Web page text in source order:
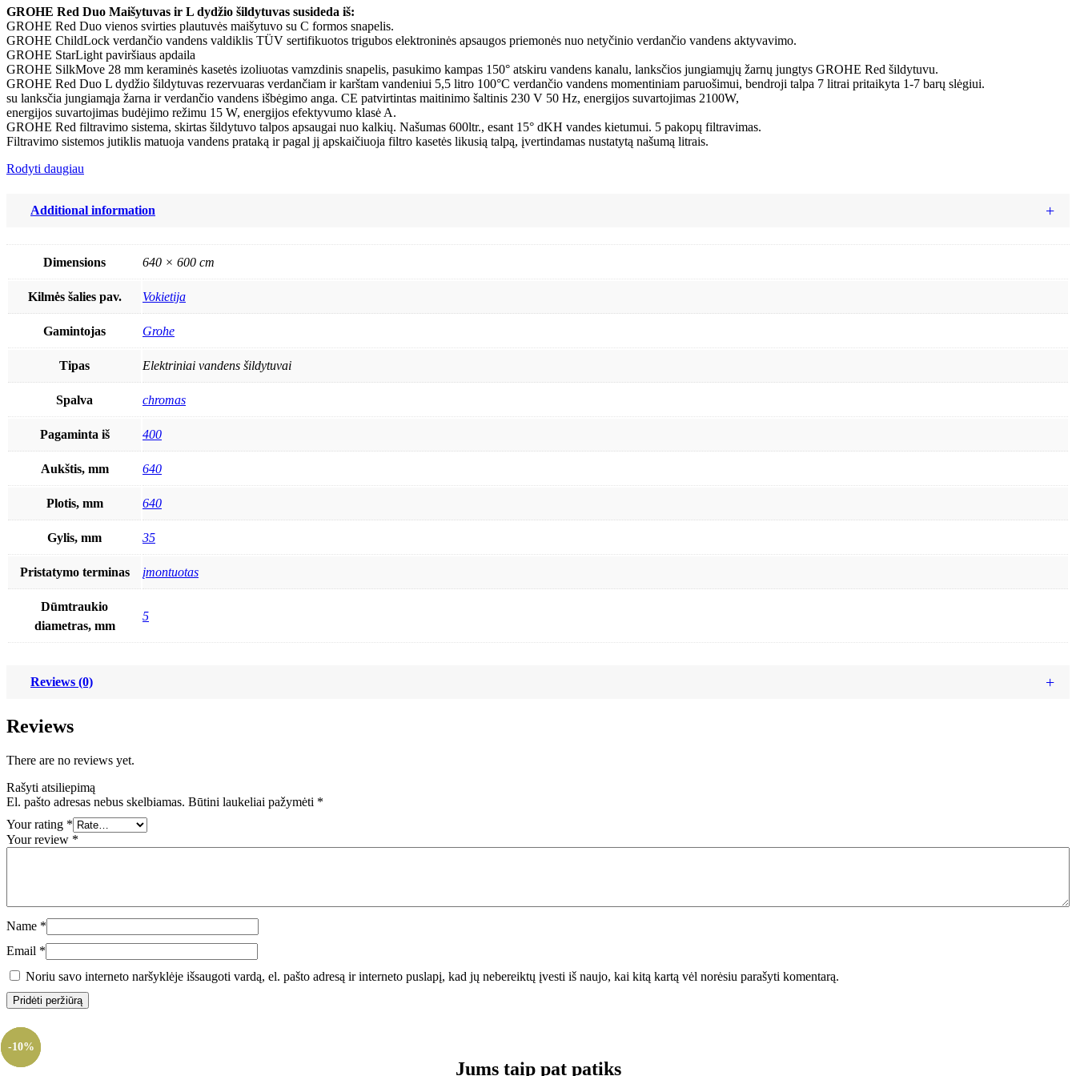
GROHE Red Duo Maišytuvas ir L dydžio šildytuvas susideda iš:
GROHE Red Duo vienos svirties plautuvės maišytuvo su C formos snapelis.
GROHE ChildLock verdančio vandens valdiklis TÜV sertifikuotos trigubos elektroninės apsaugos priemonės nuo netyčinio verdančio vandens aktyvavimo.
GROHE StarLight paviršiaus apdaila
GROHE SilkMove 28 mm keraminės kasetės izoliuotas vamzdinis snapelis, pasukimo kampas 150° atskiru vandens kanalu, lanksčios jungiamųjų žarnų jungtys GROHE Red šildytuvu.
GROHE Red Duo L dydžio šildytuvas rezervuaras verdančiam ir karštam vandeniui 5,5 litro 100°C verdančio vandens momentiniam paruošimui, bendroji talpa 7 litrai pritaikyta 1-7 barų slėgiui.
su lanksčia jungiamąja žarna ir verdančio vandens išbėgimo anga. CE patvirtintas maitinimo šaltinis 230 V 50 Hz, energijos suvartojimas 2100W,
energijos suvartojimas budėjimo režimu 15 W, energijos efektyvumo klasė A.
GROHE Red filtravimo sistema, skirtas šildytuvo talpos apsaugai nuo kalkių. Našumas 600ltr., esant 15° dKH vandes kietumui. 5 pakopų filtravimas.
Filtravimo sistemos jutiklis matuoja vandens prataką ir pagal jį apskaičiuoja filtro kasetės likusią talpą, įvertindamas nustatytą našumą litrais.
Rodyti daugiau
Additional information
Dimensions 640 × 600 cm
Kilmės šalies pav. Vokietija
Gamintojas Grohe
Tipas Elektriniai vandens šildytuvai
Spalva chromas
Pagaminta iš 400
Aukštis, mm 640
Plotis, mm 640
Gylis, mm 35
Pristatymo terminas įmontuotas
Dūmtraukio
diametras, mm
5
Reviews (0)
Reviews
There are no reviews yet.
Rašyti atsiliepimą
El. pašto adresas nebus skelbiamas. Būtini laukeliai pažymėti *
Your rating *
Your review *
Name *
Email *
Noriu savo interneto naršyklėje išsaugoti vardą, el. pašto adresą ir interneto puslapį, kad jų nebereiktų įvesti iš naujo, kai kitą kartą vėl norėsiu parašyti komentarą.
Jums taip pat patiks
-10%
-10%
-10%